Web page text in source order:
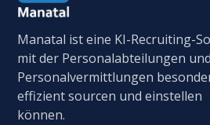
Manatal ist eine KI-Recruiting-
mit der Personalabteilungen und
Personalvermittlungen
effizient sourcen und einstellen
können.